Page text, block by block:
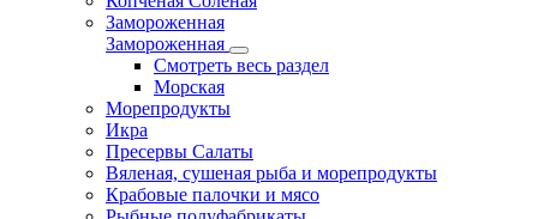
Замороженная
Замороженная
Смотреть весь раздел
Морская
Морепродукты
Икра
Пресервы Салаты
Вяленая, сушеная рыба и морепродукты
Крабовые палочки и мясо